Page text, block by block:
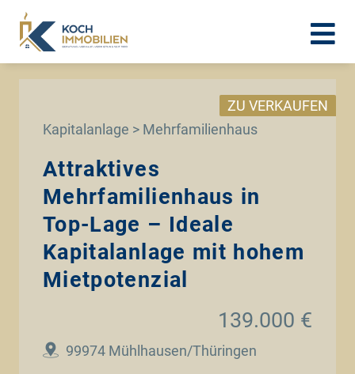
Kapitalanlage > Mehrfamilienhaus
ZU VERKAUFEN
Attraktives
Mehrfamilienhaus in
Top-Lage – Ideale
Kapitalanlage mit hohem
Mietpotenzial
99974 Mühlhausen/Thüringen
139.000 €